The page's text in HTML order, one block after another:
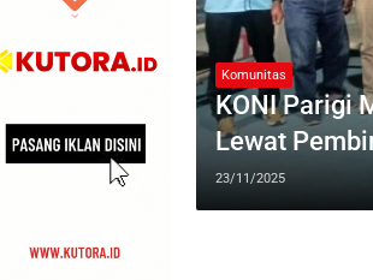
Komunitas
KONI Parigi
Lewat
23/11/2025